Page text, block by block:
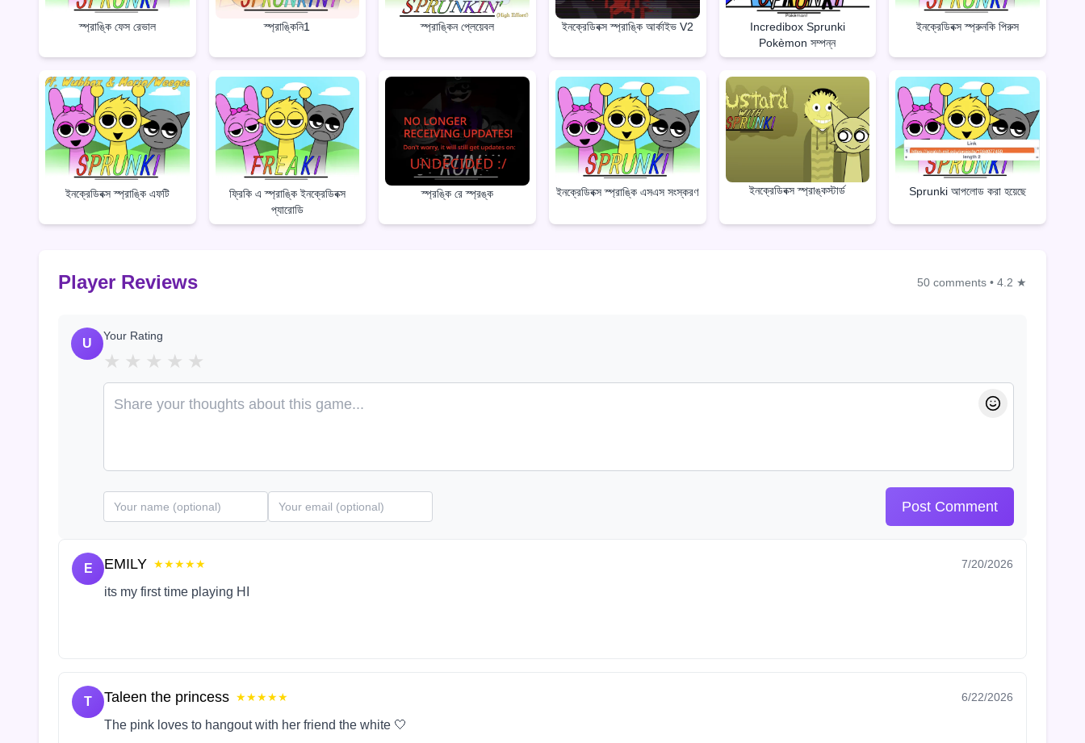
স্প্রাঙ্কি ফেস রেভাল স্প্রাঙ্কিনি1 স্প্রাঙ্কিন প্লেয়েবল ইনক্রেডিবক্স স্প্রাঙ্কি আর্কাইভ V2
Incredibox Sprunki
Pokèmon সম্পন্ন
ইনক্রেডিবক্স স্প্রুনকি পিরুস
ইনক্রেডিবক্স স্প্রাঙ্কি এফটি
ফ্রিকি এ স্প্রাঙ্কি ইনক্রেডিবক্স
প্যারোডি
স্প্রঙ্কি রে স্প্রঙ্ক ইনক্রেডিবক্স স্প্রাঙ্কি এসএস সংস্করণ ইনক্রেডিবক্স স্প্রাঙ্কস্টার্ড Sprunki আপলোড করা হয়েছে
Player Reviews 50 comments • 4.2 ★
U
Your Rating
★ ★ ★ ★ ★
Post Comment
E EMILY ★★★★★ 7/20/2026
its my first time playing HI
T Taleen the princess ★★★★★ 6/22/2026
The pink loves to hangout with her friend the white 🤍